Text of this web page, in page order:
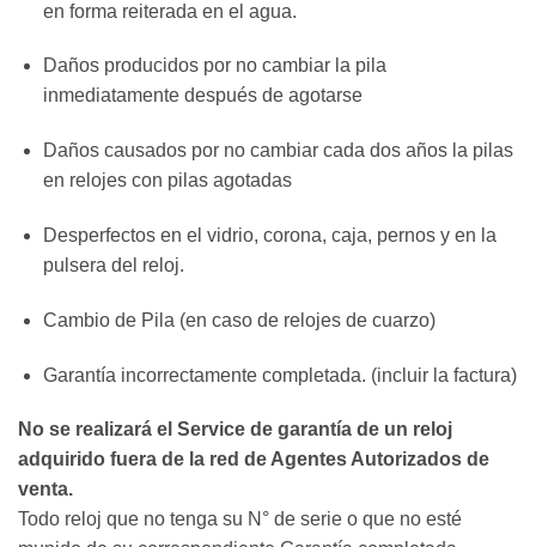
en forma reiterada en el agua.
Daños producidos por no cambiar la pila
inmediatamente después de agotarse
Daños causados por no cambiar cada dos años la pilas
en relojes con pilas agotadas
Desperfectos en el vidrio, corona, caja, pernos y en la
pulsera del reloj.
Cambio de Pila (en caso de relojes de cuarzo)
Garantía incorrectamente completada. (incluir la factura)
No se realizará el Service de garantía de un reloj
adquirido fuera de la red de Agentes Autorizados de
venta.
Todo reloj que no tenga su N° de serie o que no esté